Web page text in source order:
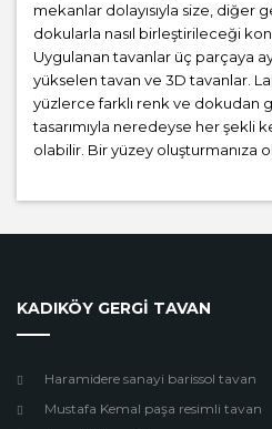
mekanlar dolayısıyla size, diğer
dokularla nasıl birleştirileceği
Uygulanan tavanlar üç parçaya
yükselen tavan ve 3D tavanlar.
yüzlerce farklı renk ve dokudan
tasarımıyla neredeyse her şekli
olabilir. Bir yüzey oluşturmanıza
KADIKÖY GERGİ TAVAN
Haramidere sanayi barissol tavan
Mustafa Kemal paşa resimli tavan